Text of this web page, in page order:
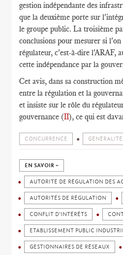
gestion indépendante des
que la deuxième porte sur
le groupe public. La troisième
conclusions pour mesurer si
régulateur, c'est-à-dire l'ARAF,
cette indépendance par la
Cet avis, dans sa construction
entre la régulation et la
et insiste sur le rôle du
gouvernance (II), ce qui est
CONCURRENCE
EN SAVOIR +
AUTORITÉ DE RÉGULATION DES
AUTORITÉS DE RÉGULATION
CONFLIT D'INTÉRÊTS
ETABLISSEMENT PUBLIC
GESTIONNAIRES DE RÉSEAUX